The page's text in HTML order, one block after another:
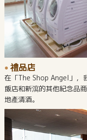
禮品店
在「The Shop Angel」，
飯店和新瀉的其他紀念品
地產清酒。